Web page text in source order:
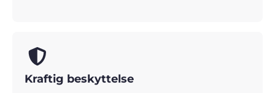
Kraftig beskyttelse